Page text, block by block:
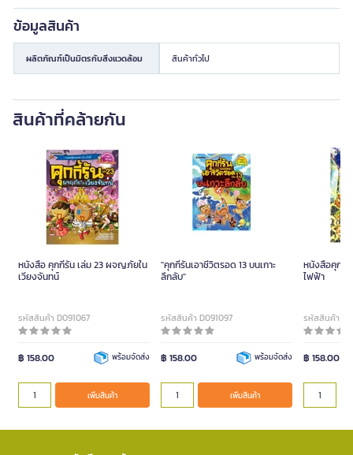
ข้อมูลสินค้า
ผลิตภัณฑ์เป็นมิตรกับสิ่งแวดล้อม สินค้าทั่วไป
สินค้าที่คล้ายกัน
หนังสือ คุกกี้รัน เล่ม 23 ผจญภัยใน
เวียงจันทน์
รหัสสินค้า D091067
฿ 158.00 พร้อมจัดส่ง
เพิ่มสินค้า
"คุกกี้รันเอาชีวิตรอด 13 บนเกาะ
ลึกลับ"
รหัสสินค้า D091097
฿ 158.00 พร้อมจัดส่ง
เพิ่มสินค้า
หนังสือคุกกี้รั
ไฟฟ้า
รหัสสินค้า
฿ 158.00